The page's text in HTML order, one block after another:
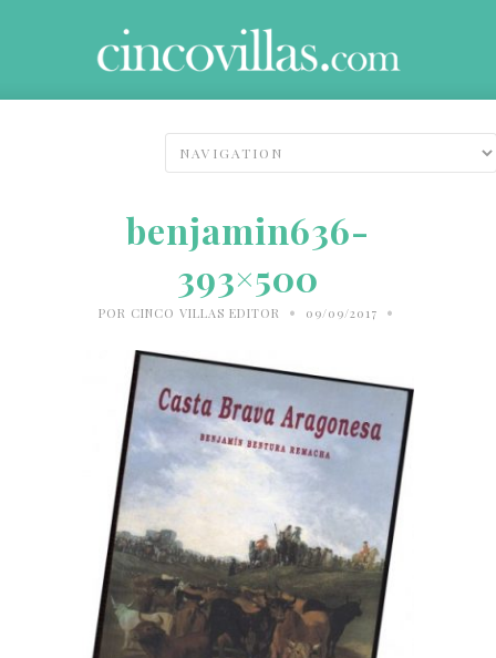
benjamin636-
393×500
POR CINCO VILLAS EDITOR • 09/09/2017 •